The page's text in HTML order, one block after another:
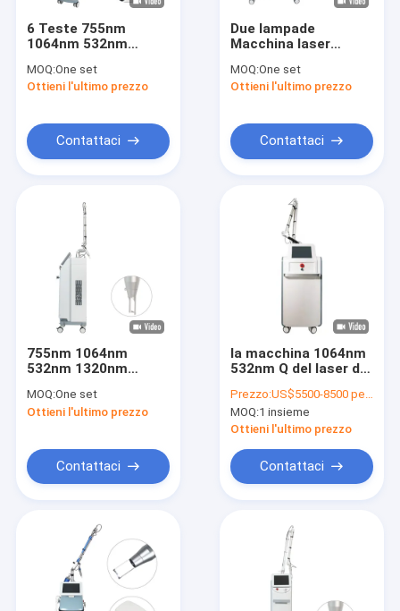
Prodotti
Su di noi
6 Teste 755nm
1064nm 532nm
755nm Lunghezza
d'onda Picoseconda
Peso netto
MOQ:One set
Ottieni l'ultimo prezzo
Contattaci
Due lampade
Macchina laser
532 755 1320nm 450
750 2000ps Pulso
MOQ:One set
Ottieni l'ultimo prezzo
Contattaci
755nm 1064nm
532nm 1320nm
Machine con sei
teste e due barre
MOQ:One set
Ottieni l'ultimo prezzo
Contattaci
la macchina 1064nm
532nm Q del laser di
ha commutato il ND
Yag
Prezzo:US$5500-8500 per set
MOQ:1 insieme
Ottieni l'ultimo prezzo
Contattaci